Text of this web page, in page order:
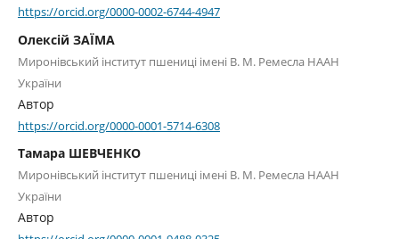
https://orcid.org/0000-0002-6744-4947
Олексій ЗАЇМА
Миронівський інститут пшениці імені В. М. Ремесла НААН
України
Автор
https://orcid.org/0000-0001-5714-6308
Тамара ШЕВЧЕНКО
Миронівський інститут пшениці імені В. М. Ремесла НААН
України
Автор